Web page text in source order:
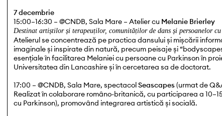
7 decembrie
15:00–16:30 – @CNDB, Sala Mare – Atelier cu Melanie Brierley
Destinat artiștilor și terapeuților, comunităților de dans și persoanelor cu
Atelierul se concentrează pe practica dansului și mișcării
imaginale și inspirate din natură, precum peisaje și
esențiale în facilitarea Melaniei cu persoane cu Parkinson în
Universitatea din Lancashire și în cercetarea sa de doctorat.
17:00 – @CNDB, Sala Mare, spectacolSeascapes(urmat de
Realizat în colaborare româno-britanică, cu participarea a
cu Parkinson), promovând integrarea artistică și socială.